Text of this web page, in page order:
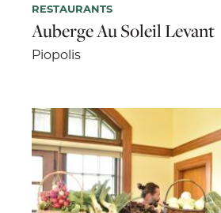
RESTAURANTS
Auberge Au Soleil Levant
Piopolis